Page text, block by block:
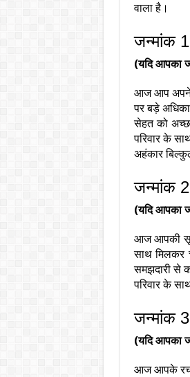
वाला है।
जन्मांक
(यदि आपका
आज आप अपने
पर बड़े
सेहत को
परिवार के
अहंकार
जन्मांक
(यदि आपका
आज आपकी
साथ मिलकर
समझदारी से
परिवार के
जन्मांक
(यदि आपका
आज आपके